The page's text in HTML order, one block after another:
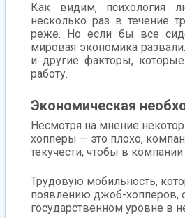
Как видим, психология
несколько раз в течение
реже. Но если бы все
мировая экономика
и другие факторы,
работу.
Экономическая
Несмотря на мнение
хопперы — это плохо,
текучести, чтобы в
Трудовую мобильность,
появлению джоб-хопперов,
государственном уровне в